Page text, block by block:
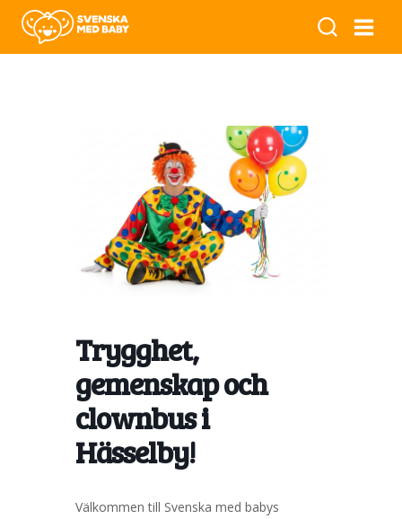
Trygghet,
gemenskap och
clownbus i
Hässelby!
Välkommen till Svenska med babys